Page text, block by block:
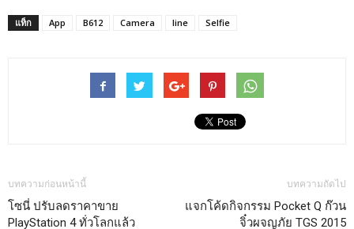
แท็ก App B612 Camera line Selfie
บทความก่อนหน้านี้
โซนี่ ปรับลดราคาขาย
PlayStation 4 ทั่วโลกแล้ว
บทความถัดไป
แจกโค้ดกิจกรรม Pocket Q ก๊วน
จิ๋วผจญภัย TGS 2015